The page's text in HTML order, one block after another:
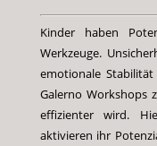
Kinder haben
Werkzeuge.
emotionale
Galerno Workshops
effizienter wird.
aktivieren ihr